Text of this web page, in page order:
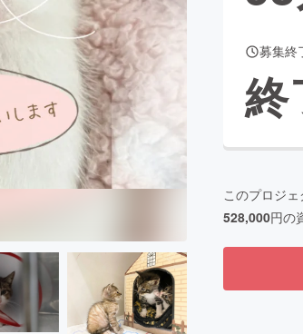
for Social GoodCAMPFIRE Creation
ふるさと納税machi-ya
募集終
終
このプロジ
528,000円の